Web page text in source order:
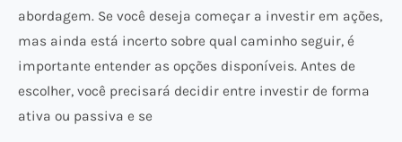
abordagem. Se você deseja começar a investir em ações,
mas ainda está incerto sobre qual caminho seguir, é
importante entender as opções disponíveis. Antes de
escolher, você precisará decidir entre investir de forma
ativa ou passiva e se